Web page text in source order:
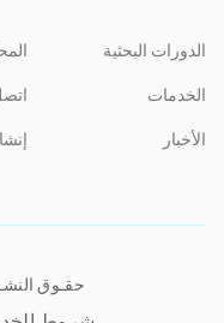
الدورات البحثية
الخدمات
الأخبار
حقـوق